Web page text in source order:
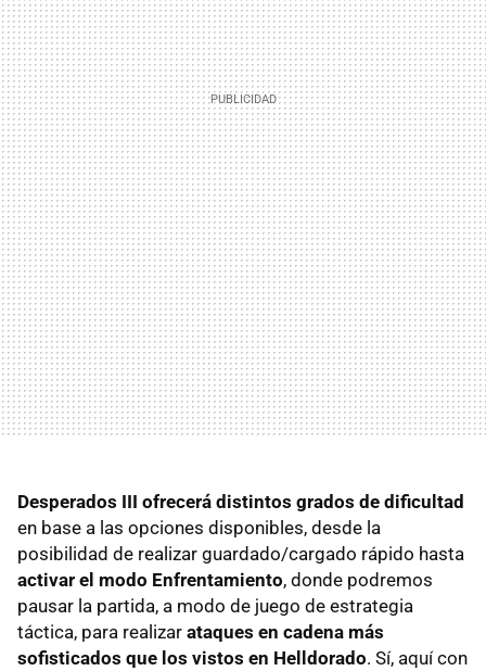
Desperados III ofrecerá distintos grados de dificultad
en base a las opciones disponibles, desde la
posibilidad de realizar guardado/cargado rápido hasta
activar el modo Enfrentamiento, donde podremos
pausar la partida, a modo de juego de estrategia
táctica, para realizar ataques en cadena más
sofisticados que los vistos en Helldorado. Sí, aquí con